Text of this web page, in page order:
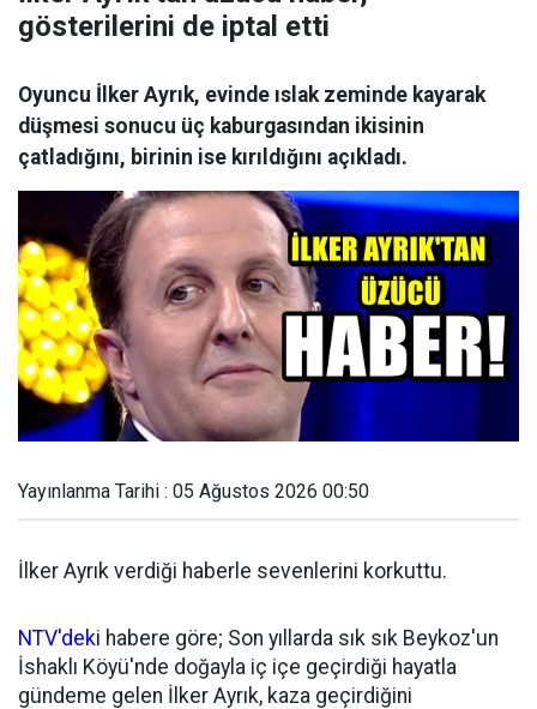
gösterilerini de iptal etti
Oyuncu İlker Ayrık, evinde ıslak zeminde kayarak
düşmesi sonucu üç kaburgasından ikisinin
çatladığını, birinin ise kırıldığını açıkladı.
Yayınlanma Tarihi : 05 Ağustos 2026 00:50
İlker Ayrık verdiği haberle sevenlerini korkuttu.
NTV'deki habere göre; Son yıllarda sık sık Beykoz'un
İshaklı Köyü'nde doğayla iç içe geçirdiği hayatla
gündeme gelen İlker Ayrık, kaza geçirdiğini